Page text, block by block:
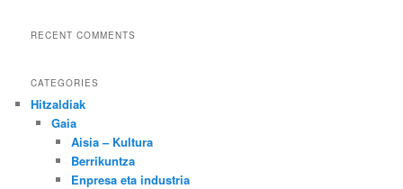
RECENT COMMENTS
CATEGORIES
Hitzaldiak
Gaia
Aisia – Kultura
Berrikuntza
Enpresa eta industria